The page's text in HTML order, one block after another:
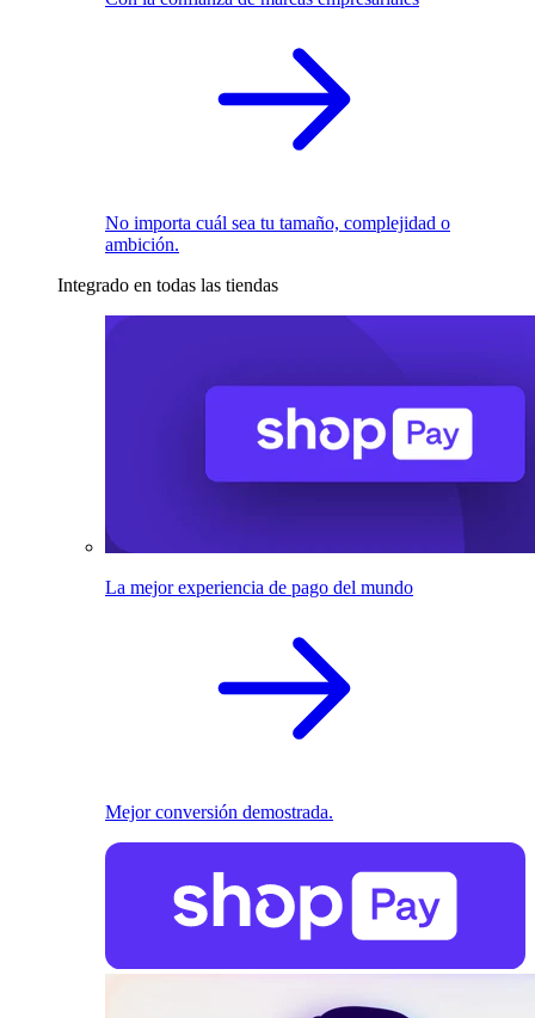
No importa cuál sea tu tamaño, complejidad o
ambición.
Integrado en todas las tiendas
La mejor experiencia de pago del mundo
Mejor conversión demostrada.